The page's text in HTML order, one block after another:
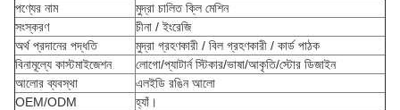
পণ্যের নাম
মুদ্রা চালিত ক্লি মেশিন
সংস্করণ
চীনা / ইংরেজি
অর্থ প্রদানের পদ্ধতি
মুদ্রা গ্রহণকারী / বিল গ্রহণকারী / কার্ড পাঠক
বিনামূল্যে কাস্টমাইজেশন
লোগো/প্যাটার্ন স্টিকার/ভাষা/আকৃতি/স্টোর ডিজাইন
আলোর ব্যবস্থা
এলইডি রঙিন আলো
OEM/ODM
হ্যাঁ।